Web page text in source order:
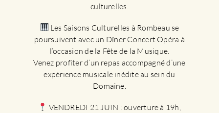
culturelles.
Les Saisons Culturelles à Rombeau se
poursuivent avec un Dîner Concert Opéra à
l’occasion de la Fête de la Musique.
Venez profiter d’un repas accompagné d’une
expérience musicale inédite au sein du
Domaine.
VENDREDI 21 JUIN : ouverture à 19h,